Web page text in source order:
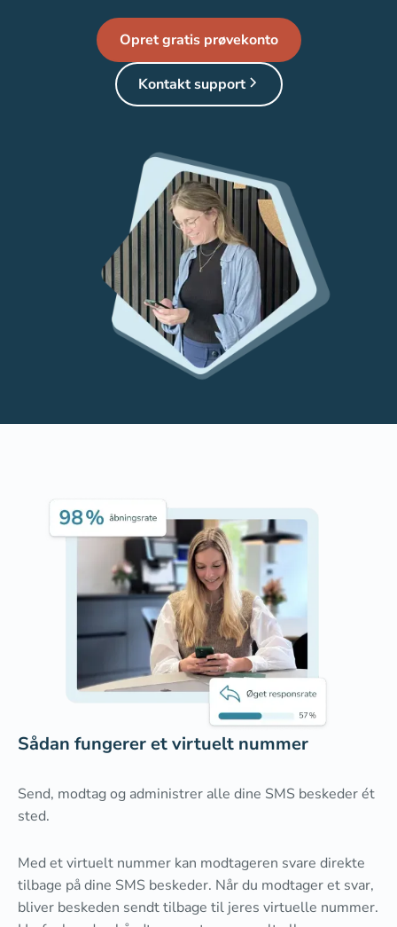
Opret gratis prøvekonto
Kontakt support
Sådan fungerer et virtuelt nummer
Send, modtag og administrer alle dine SMS beskeder ét
sted.
Med et virtuelt nummer kan modtageren svare direkte
tilbage på dine SMS beskeder. Når du modtager et svar,
bliver beskeden sendt tilbage til jeres virtuelle nummer.